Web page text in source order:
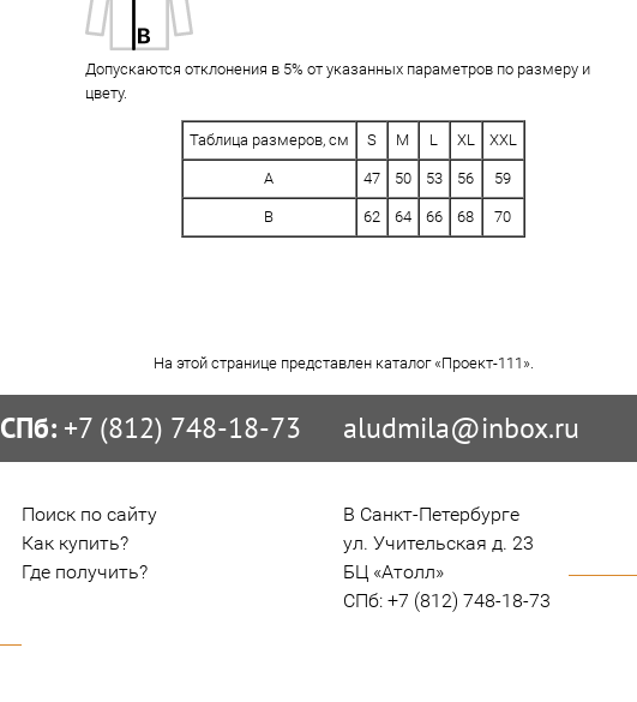
Допускаются отклонения в 5% от указанных параметров по размеру и
цвету.
Таблица размеров, см S M L XL XXL
A 47 50 53 56 59
B 62 64 66 68 70
На этой странице представлен каталог «Проект-111».
СПб: +7 (812) 748-18-73 aludmila@inbox.ru
Поиск по сайту
Как купить?
Где получить?
В Санкт-Петербурге
ул. Учительская д. 23
БЦ «Атолл»
СПб: +7 (812) 748-18-73